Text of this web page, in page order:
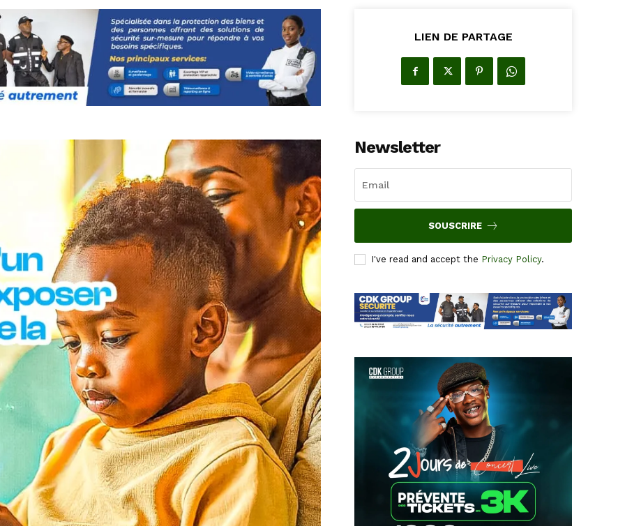
LIEN DE PARTAGE
Newsletter
SOUSCRIRE
I've read and accept the Privacy Policy.